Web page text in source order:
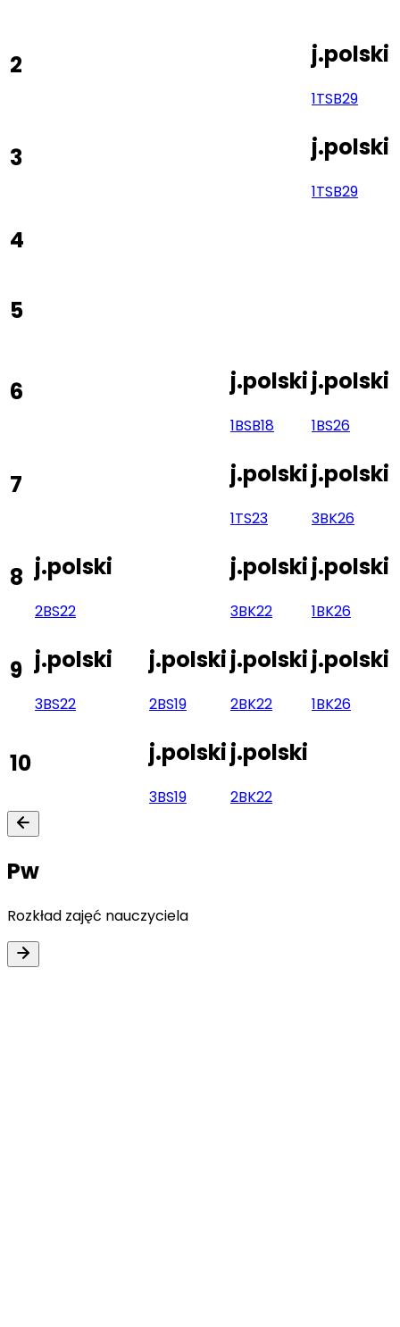
2 j.polski
1TSB29
3 j.polski
1TSB29
4
5
6 j.polski
1BSB18
j.polski
1BS26
7 j.polski
1TS23
j.polski
3BK26
8 j.polski
2BS22
j.polski
3BK22
j.polski
1BK26
9 j.polski
3BS22
j.polski
2BS19
j.polski
2BK22
j.polski
1BK26
10 j.polski
3BS19
j.polski
2BK22
Pw
Rozkład zajęć nauczyciela